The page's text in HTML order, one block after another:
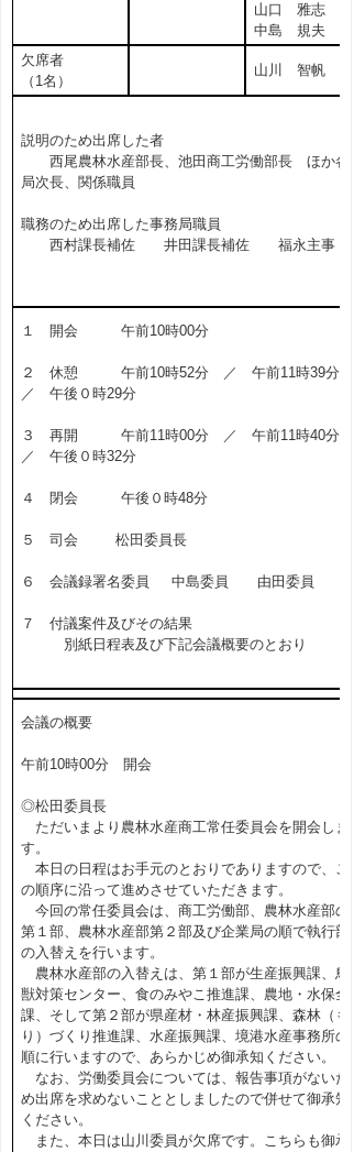
山口 雅志
中島 規夫
欠席者
（1名）
山川 智帆
説明のため出席した者
西尾農林水産部長、池田商工労働部長 ほか各
局次長、関係職員
職務のため出席した事務局職員
西村課長補佐 井田課長補佐 福永主事
１ 開会 午前10時00分
２ 休憩 午前10時52分 ／ 午前11時39分
／ 午後０時29分
３ 再開 午前11時00分 ／ 午前11時40分
／ 午後０時32分
４ 閉会 午後０時48分
５ 司会 松田委員長
６ 会議録署名委員 中島委員 由田委員
７ 付議案件及びその結果
別紙日程表及び下記会議概要のとおり
会議の概要
午前10時00分 開会
◎松田委員長
ただいまより農林水産商工常任委員会を開会しま
す。
本日の日程はお手元のとおりでありますので、こ
の順序に沿って進めさせていただきます。
今回の常任委員会は、商工労働部、農林水産部の
第１部、農林水産部第２部及び企業局の順で執行部
の入替えを行います。
農林水産部の入替えは、第１部が生産振興課、鳥
獣対策センター、食のみやこ推進課、農地・水保全
課、そして第２部が県産材・林産振興課、森林（も
り）づくり推進課、水産振興課、境港水産事務所の
順に行いますので、あらかじめ御承知ください。
なお、労働委員会については、報告事項がないた
め出席を求めないこととしましたので併せて御承知
ください。
また、本日は山川委員が欠席です。こちらも御承